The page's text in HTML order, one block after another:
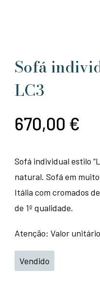
Sofá
LC3
670,00 €
Sofá individual estilo
natural. Sofá em
Itália com cromados
de 1º qualidade.
Atenção: Valor unitário
Vendido